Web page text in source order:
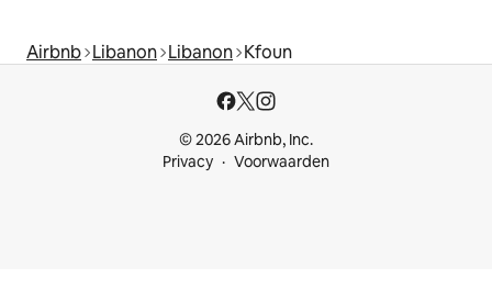
Airbnb Libanon Libanon Kfoun
© 2026 Airbnb, Inc.
Privacy
Voorwaarden